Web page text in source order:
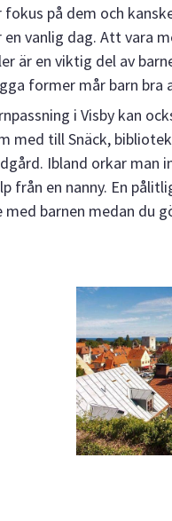
fokus på dem och
en vanlig dag. Att vara
är en viktig del av
former mår barn bra
i Visby kan
med till Snäck,
Ibland orkar man
från en nanny. En
med barnen medan du